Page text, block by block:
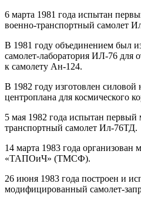
6 марта 1981 года испытан
военно-транспортный самолет
В 1981 году объединением был
самолет-лаборатория ИЛ-76 для
к самолету Ан-124.
В 1982 году изготовлен
центроплана для космического
5 мая 1982 года испытан
транспортный самолет Ил-76ТД.
14 марта 1983 года
«ТАПОиЧ» (ТМСФ).
26 июня 1983 года построен и
модифицированный самолет-